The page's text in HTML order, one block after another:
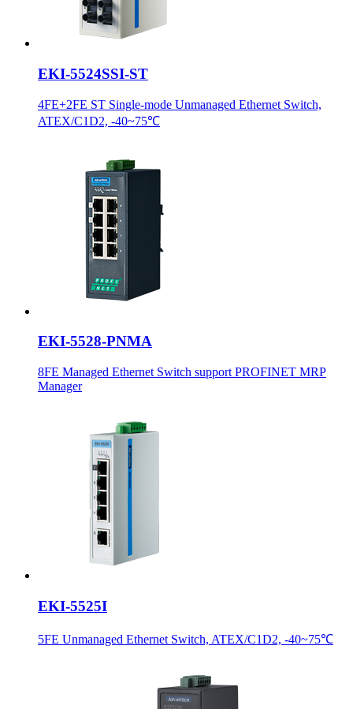
EKI-5524SSI-ST
4FE+2FE ST Single-mode Unmanaged Ethernet Switch,
ATEX/C1D2, -40~75℃
EKI-5528-PNMA
8FE Managed Ethernet Switch support PROFINET MRP
Manager
EKI-5525I
5FE Unmanaged Ethernet Switch, ATEX/C1D2, -40~75℃